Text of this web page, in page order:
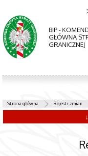
BIP -
GŁÓWNA
GRANICZNEJ
Strona główna Rejestr zmian